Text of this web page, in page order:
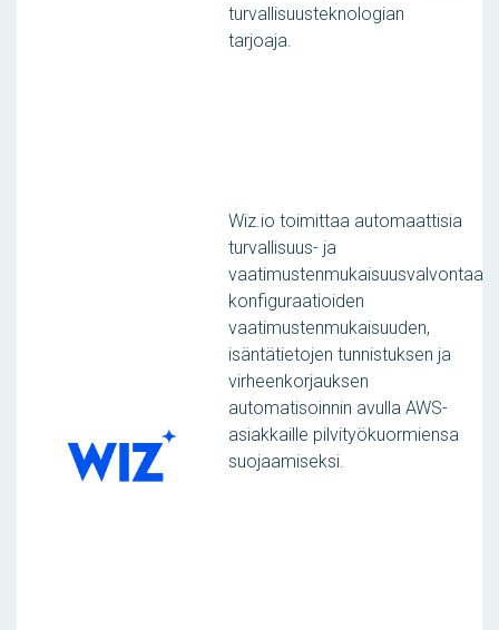
turvallisuusteknologian
tarjoaja.
Wiz.io toimittaa automaattisia
turvallisuus- ja
vaatimustenmukaisuusvalvontaa
konfiguraatioiden
vaatimustenmukaisuuden,
isäntätietojen tunnistuksen ja
virheenkorjauksen
automatisoinnin avulla AWS-
asiakkaille pilvityökuormiensa
suojaamiseksi.